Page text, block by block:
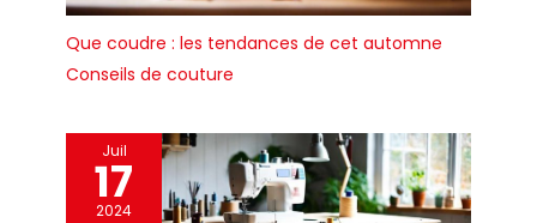
Que coudre : les tendances de cet automne
Conseils de couture
Juil
17
2024